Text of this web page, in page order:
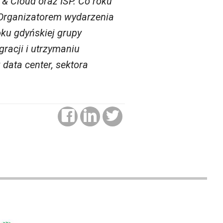
wydarzenia
gdyńskiej grupy
i utrzymaniu
center, sektora